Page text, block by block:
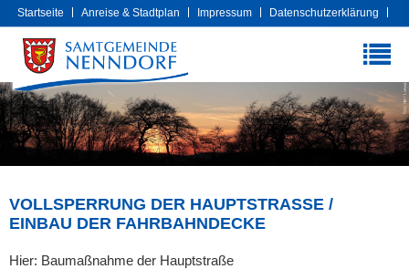
Startseite Anreise & Stadtplan Impressum Datenschutzerklärung
Cookies
VOLLSPERRUNG DER HAUPTSTRASSE / E
INBAU DER FAHRBAHNDECKE
Hier: Baumaßnahme der Hauptstraße